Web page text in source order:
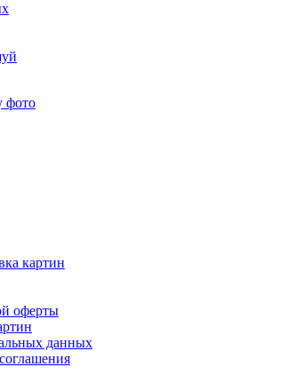
фото
картин
оферты
данных